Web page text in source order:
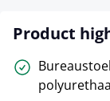
Product